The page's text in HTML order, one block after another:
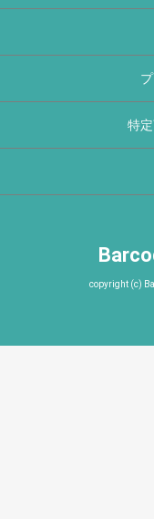
特
copyright (c)